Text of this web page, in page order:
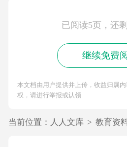
已阅读5页，还
继续免费
本文档由用户提供并上传，收益归属
权，请进行举报或认领
当前位置： 人人文库 > 教育资